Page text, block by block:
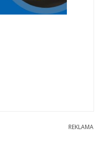
REKLAMA